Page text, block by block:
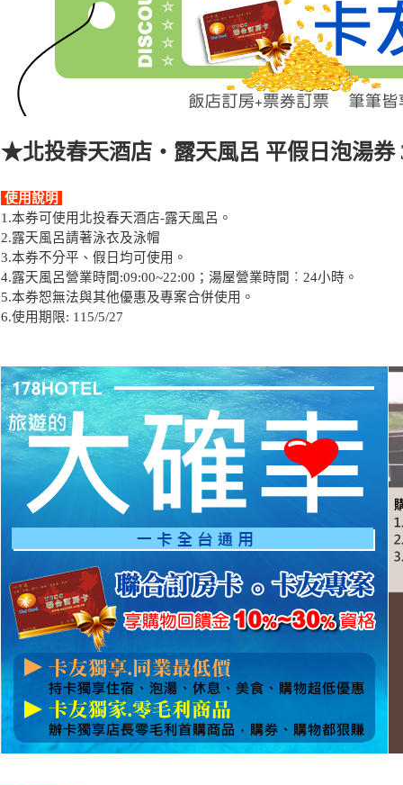
★北投春天酒店‧露天風呂 平假日泡湯券
使用說明
1.本券可使用北投春天酒店-露天風呂。
2.露天風呂請著泳衣及泳帽
3.本券不分平、假日均可使用。
4.露天風呂營業時間:09:00~22:00；湯屋營業時間︰24小時。
5.本券恕無法與其他優惠及專案合併使用。
6.使用期限: 115/5/27